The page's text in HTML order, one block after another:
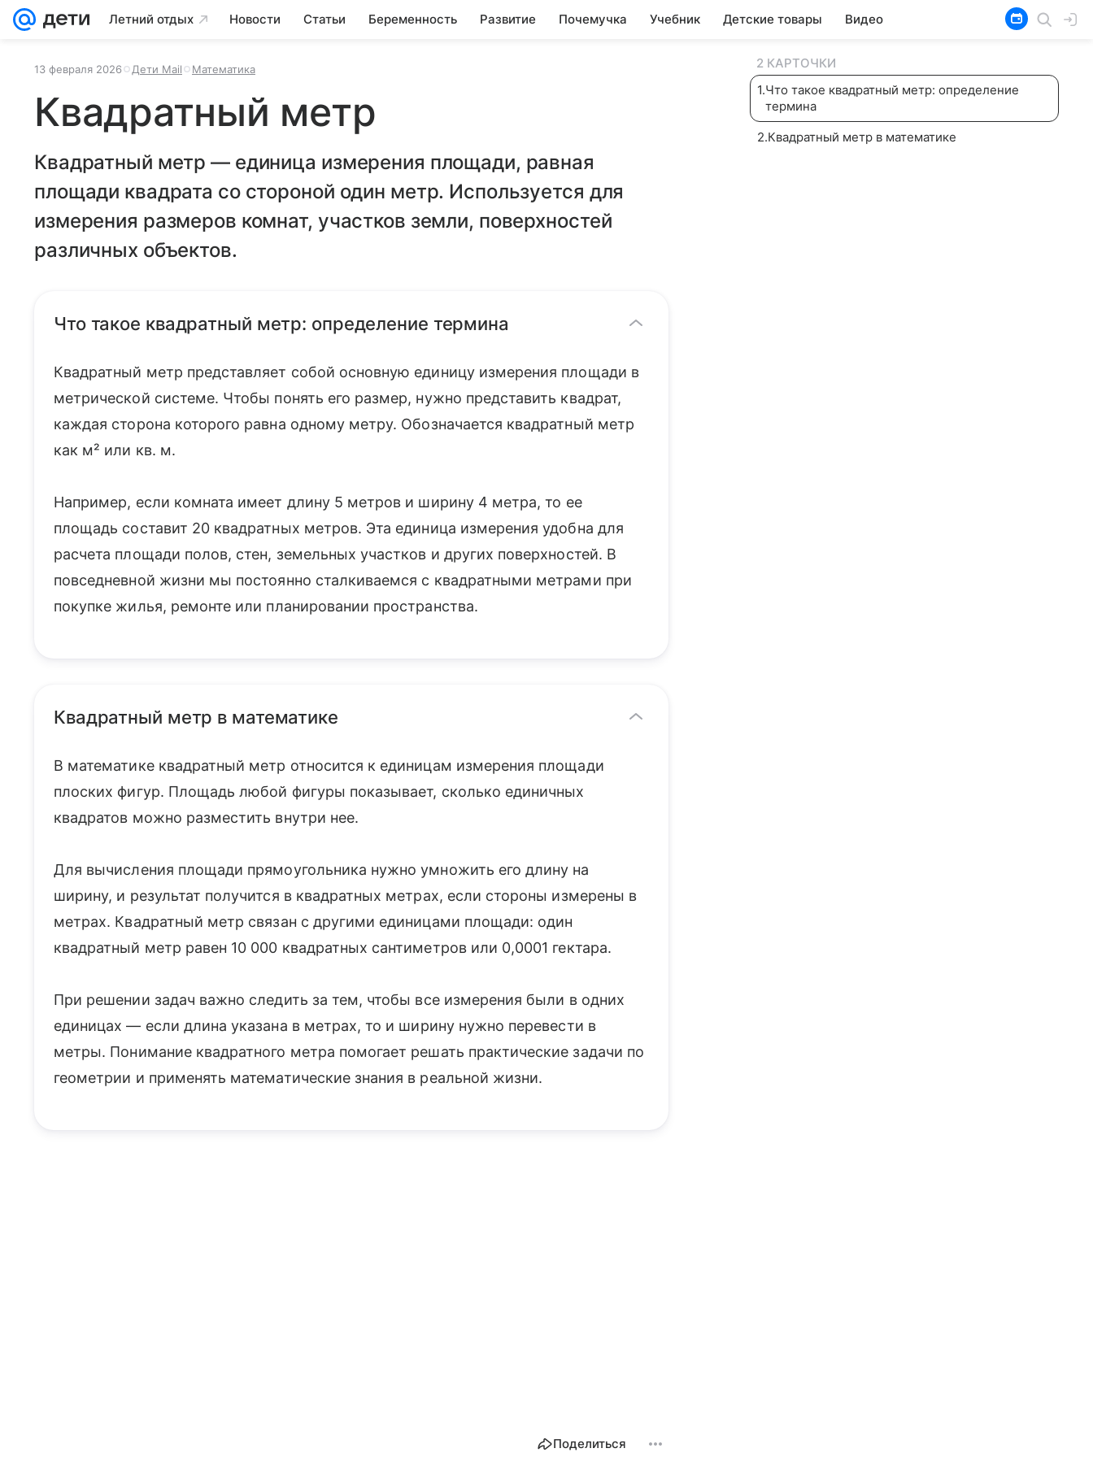
Летний отдых Новости Статьи Беременность Развитие Почемучка Учебник Детские товары Видео
13 февраля 2026 Дети Mail Математика
Квадратный метр
Квадратный метр — единица измерения площади, равная
площади квадрата со стороной один метр. Используется для
измерения размеров комнат, участков земли, поверхностей
различных объектов.
Что такое квадратный метр: определение термина
Квадратный метр представляет собой основную единицу измерения площади в
метрической системе. Чтобы понять его размер, нужно представить квадрат,
каждая сторона которого равна одному метру. Обозначается квадратный метр
как м² или кв. м.
Например, если комната имеет длину 5 метров и ширину 4 метра, то ее
площадь составит 20 квадратных метров. Эта единица измерения удобна для
расчета площади полов, стен, земельных участков и других поверхностей. В
повседневной жизни мы постоянно сталкиваемся с квадратными метрами при
покупке жилья, ремонте или планировании пространства.
Квадратный метр в математике
В математике квадратный метр относится к единицам измерения площади
плоских фигур. Площадь любой фигуры показывает, сколько единичных
квадратов можно разместить внутри нее.
Для вычисления площади прямоугольника нужно умножить его длину на
ширину, и результат получится в квадратных метрах, если стороны измерены в
метрах. Квадратный метр связан с другими единицами площади: один
квадратный метр равен 10 000 квадратных сантиметров или 0,0001 гектара.
При решении задач важно следить за тем, чтобы все измерения были в одних
единицах — если длина указана в метрах, то и ширину нужно перевести в
метры. Понимание квадратного метра помогает решать практические задачи по
геометрии и применять математические знания в реальной жизни.
Поделиться
2 КАРТОЧКИ
1.Что такое квадратный метр: определение
термина
2.Квадратный метр в математике